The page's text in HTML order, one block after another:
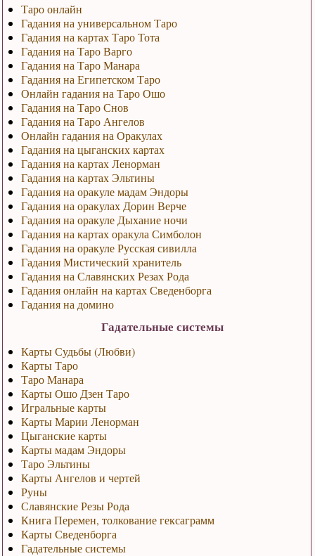
Таро онлайн
Гадания на универсальном Таро
Гадания на картах Таро Тота
Гадания на Таро Варго
Гадания на Таро Манара
Гадания на Египетском Таро
Онлайн гадания на Таро Ошо
Гадания на Таро Снов
Гадания на Таро Ангелов
Онлайн гадания на Оракулах
Гадания на цыганских картах
Гадания на картах Ленорман
Гадания на картах Эльтины
Гадания на оракуле мадам Эндоры
Гадания на оракулах Дорин Верче
Гадания на оракуле Дыхание ночи
Гадания на картах оракула Симболон
Гадания на оракуле Русская сивилла
Гадания Мистический хранитель
Гадания на Славянских Резах Рода
Гадания онлайн на картах Сведенборга
Гадания на домино
Гадательные системы
Карты Судьбы (Любви)
Карты Таро
Таро Манара
Карты Ошо Дзен Таро
Игральные карты
Карты Марии Ленорман
Цыганские карты
Карты мадам Эндоры
Таро Эльтины
Карты Ангелов и чертей
Руны
Славянские Резы Рода
Книга Перемен, толкование гексаграмм
Карты Сведенборга
Гадательные системы